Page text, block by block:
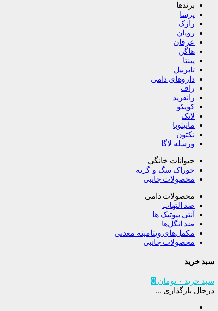
برندها
پرسا
رازک
رویان
عرفان
هاگن
پینتا
تابرنیل
داروهای دامی
راف
رانفرید
کویکو
لاتک
مانیتوبا
نکتون
ورسله لاگا
حیوانات خانگی
خوراک سگ و گربه
محصولات جانبی
محصولات دامی
ضد التهاب
آنتی بیوتیک ها
ضد انگل‌ها
مکمل‌های ویتامینه معدنی
محصولات جانبی
سبد خرید
سبد خرید ۰ تومان 0
درحال بارگذاری ...